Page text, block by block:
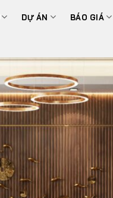
DỰ ÁN BÁO GIÁ